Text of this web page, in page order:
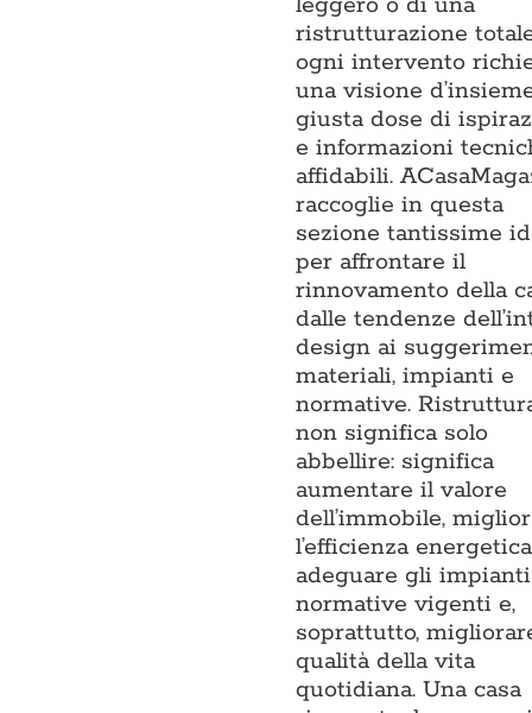
ristrutturazione
ogni intervento
una visione
giusta dose di
e informazioni
affidabili.
raccoglie in questa
sezione tantissime
per affrontare il
rinnovamento della
dalle tendenze
design ai
materiali, impianti e
normative.
non significa solo
abbellire: significa
aumentare il valore
dell’immobile,
l’efficienza
adeguare gli
normative vigenti e,
soprattutto,
qualità della vita
quotidiana. Una casa